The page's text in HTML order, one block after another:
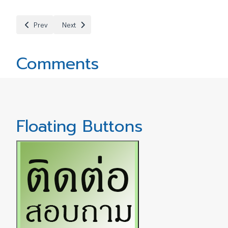
Previous article: ประกาศ โครงการภาคภาษาอังกฤษ รับสมัครคัดเลือกลูก
Prev Next article: ประกาศรายชื่อผู้มีสิทธิ์สอบคัดเลือกลูกจ้างชั่ว
Next
Comments
Floating Buttons